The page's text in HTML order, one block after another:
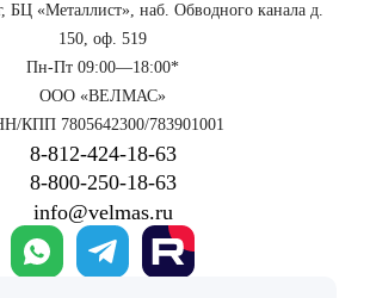
БЦ «Металлист», наб. Обводного канала д.
150, оф. 519
Пн-Пт 09:00—18:00*
ООО «ВЕЛМАС»
КПП 7805642300/783901001
8‑812‑424‑18‑63
8‑800‑250‑18‑63
info@velmas.ru